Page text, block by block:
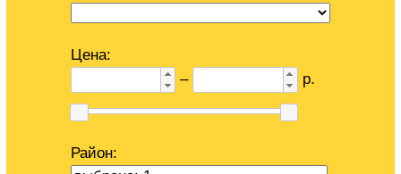
Цена:
–
р.
Район: